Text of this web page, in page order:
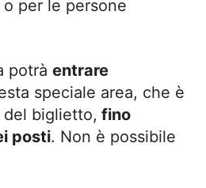
per le persone
potrà entrare
speciale area, che è
biglietto, fino
posti. Non è possibile